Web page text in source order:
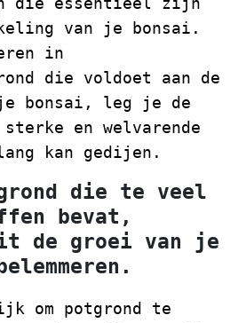
van je bonsai.
in
die voldoet aan de
je bonsai, leg je de
en welvarende
kan gedijen.
die te veel
bevat,
de groei van je
om potgrond te